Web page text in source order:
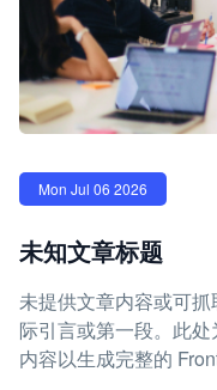
Mon Jul 06 2026
未知文章标题
未提供文章内容或可
际引言或第一段。此
内容以生成完整的